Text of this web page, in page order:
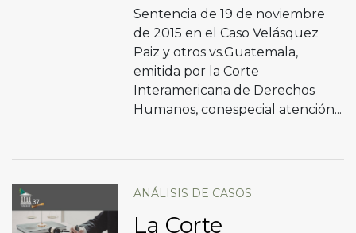
Sentencia de 19 de noviembre
de 2015 en el Caso Velásquez
Paiz y otros vs.Guatemala,
emitida por la Corte
Interamericana de Derechos
Humanos, conespecial atención...
ANÁLISIS DE CASOS
La Corte